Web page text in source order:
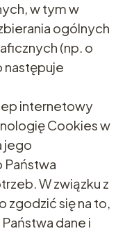
w tym w
ogólnych
(np. o
następuje
internetowy
Cookies w
jego
Państwa
W związku z
zgodzić się na to,
dane i